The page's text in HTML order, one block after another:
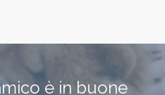
è in buone